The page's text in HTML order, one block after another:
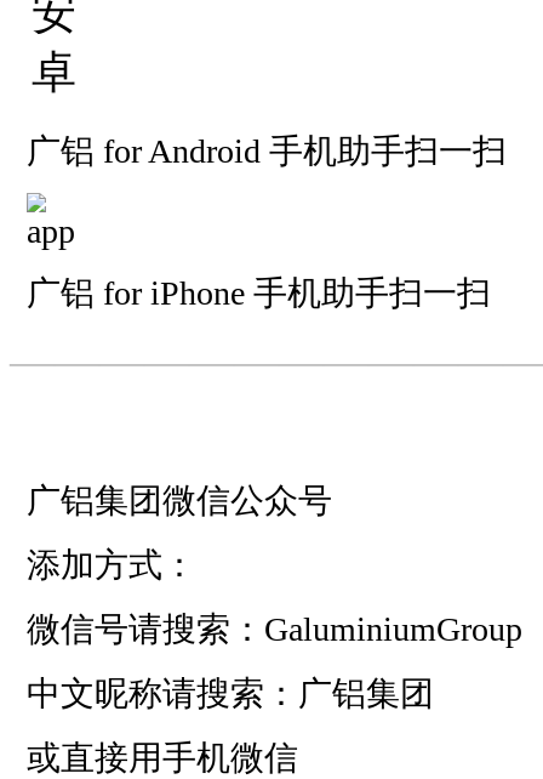
广铝 for Android 手机助手扫一扫
广铝 for iPhone 手机助手扫一扫
———————————
广铝集团微信公众号
添加方式：
微信号请搜索：GaluminiumGroup
中文昵称请搜索：广铝集团
或直接用手机微信